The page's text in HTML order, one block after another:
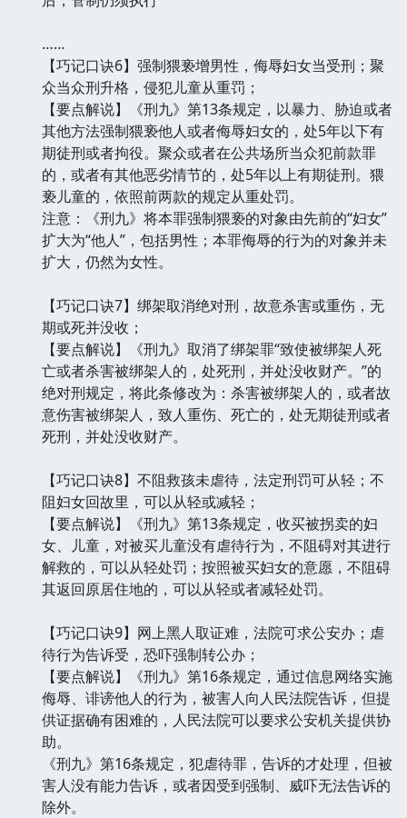
……
【巧记口诀6】强制猥亵增男性，侮辱妇女当受刑；聚
众当众刑升格，侵犯儿童从重罚；
【要点解说】《刑九》第13条规定，以暴力、胁迫或者
其他方法强制猥亵他人或者侮辱妇女的，处5年以下有
期徒刑或者拘役。聚众或者在公共场所当众犯前款罪
的，或者有其他恶劣情节的，处5年以上有期徒刑。猥
亵儿童的，依照前两款的规定从重处罚。
注意：《刑九》将本罪强制猥亵的对象由先前的“妇女”
扩大为“他人”，包括男性；本罪侮辱的行为的对象并未
扩大，仍然为女性。
【巧记口诀7】绑架取消绝对刑，故意杀害或重伤，无
期或死并没收；
【要点解说】《刑九》取消了绑架罪“致使被绑架人死
亡或者杀害被绑架人的，处死刑，并处没收财产。”的
绝对刑规定，将此条修改为：杀害被绑架人的，或者故
意伤害被绑架人，致人重伤、死亡的，处无期徒刑或者
死刑，并处没收财产。
【巧记口诀8】不阻救孩未虐待，法定刑罚可从轻；不
阻妇女回故里，可以从轻或减轻；
【要点解说】《刑九》第13条规定，收买被拐卖的妇
女、儿童，对被买儿童没有虐待行为，不阻碍对其进行
解救的，可以从轻处罚；按照被买妇女的意愿，不阻碍
其返回原居住地的，可以从轻或者减轻处罚。
【巧记口诀9】网上黑人取证难，法院可求公安办；虐
待行为告诉受，恐吓强制转公办；
【要点解说】《刑九》第16条规定，通过信息网络实施
侮辱、诽谤他人的行为，被害人向人民法院告诉，但提
供证据确有困难的，人民法院可以要求公安机关提供协
助。
《刑九》第16条规定，犯虐待罪，告诉的才处理，但被
害人没有能力告诉，或者因受到强制、威吓无法告诉的
除外。